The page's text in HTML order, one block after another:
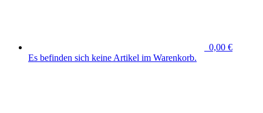
0,00 €
Es befinden sich keine Artikel im Warenkorb.